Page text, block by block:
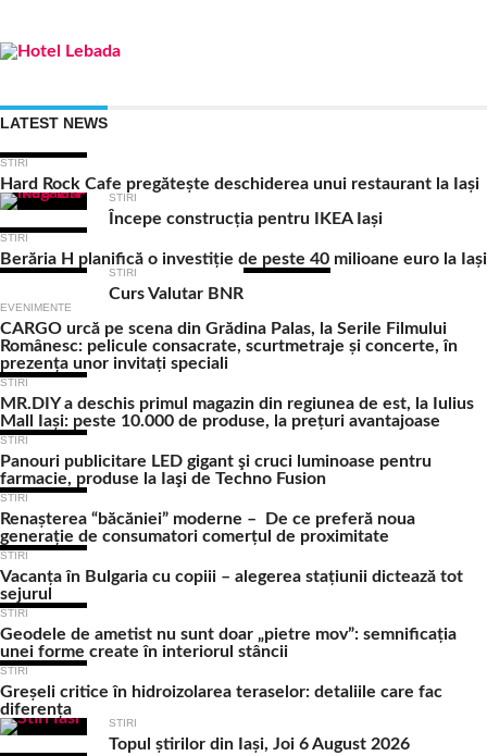
LATEST NEWS
STIRI
Hard Rock Cafe pregătește deschiderea unui restaurant la Iași
STIRI
Începe construcția pentru IKEA Iași
STIRI
Berăria H planifică o investiție de peste 40 milioane euro la Iași
STIRI
Curs Valutar BNR
EVENIMENTE
CARGO urcă pe scena din Grădina Palas, la Serile Filmului
Românesc: pelicule consacrate, scurtmetraje și concerte, în
prezența unor invitați speciali
STIRI
MR.DIY a deschis primul magazin din regiunea de est, la Iulius
Mall Iași: peste 10.000 de produse, la prețuri avantajoase
STIRI
Panouri publicitare LED gigant şi cruci luminoase pentru
farmacie, produse la Iaşi de Techno Fusion
STIRI
Renașterea “băcăniei” moderne – De ce preferă noua
generație de consumatori comerțul de proximitate
STIRI
Vacanța în Bulgaria cu copiii – alegerea stațiunii dictează tot
sejurul
STIRI
Geodele de ametist nu sunt doar „pietre mov”: semnificația
unei forme create în interiorul stâncii
STIRI
Greșeli critice în hidroizolarea teraselor: detaliile care fac
diferența
STIRI
Topul știrilor din Iași, Joi 6 August 2026